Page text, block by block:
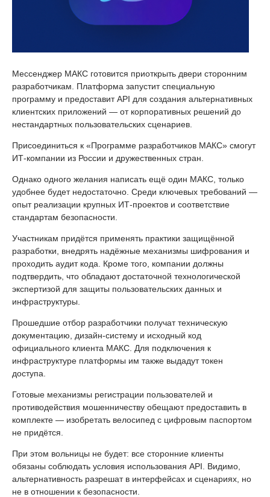
Мессенджер МАКС готовится приоткрыть двери сторонним
разработчикам. Платформа запустит специальную
программу и предоставит API для создания альтернативных
клиентских приложений — от корпоративных решений до
нестандартных пользовательских сценариев.
Присоединиться к «Программе разработчиков МАКС» смогут
ИТ-компании из России и дружественных стран.
Однако одного желания написать ещё один МАКС, только
удобнее будет недостаточно. Среди ключевых требований —
опыт реализации крупных ИТ-проектов и соответствие
стандартам безопасности.
Участникам придётся применять практики защищённой
разработки, внедрять надёжные механизмы шифрования и
проходить аудит кода. Кроме того, компании должны
подтвердить, что обладают достаточной технологической
экспертизой для защиты пользовательских данных и
инфраструктуры.
Прошедшие отбор разработчики получат техническую
документацию, дизайн-систему и исходный код
официального клиента МАКС. Для подключения к
инфраструктуре платформы им также выдадут токен
доступа.
Готовые механизмы регистрации пользователей и
противодействия мошенничеству обещают предоставить в
комплекте — изобретать велосипед с цифровым паспортом
не придётся.
При этом вольницы не будет: все сторонние клиенты
обязаны соблюдать условия использования API. Видимо,
альтернативность разрешат в интерфейсах и сценариях, но
не в отношении к безопасности.